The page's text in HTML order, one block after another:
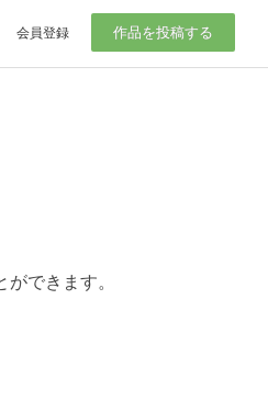
会員登録 作品を投稿する
できます。